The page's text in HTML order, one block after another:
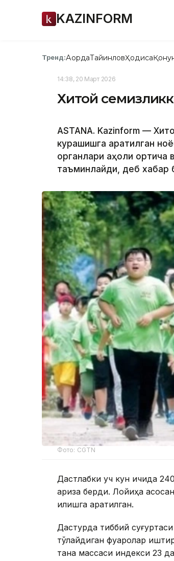
KAZINFORM
Тренд:АқордаТайинловҲодиса
14:38, 20 Март 2026
Хитой
ASTANA. Kazinform —
курашишга қаратилган
органлари аҳоли
таъминлайди, деб хабар
Фото: CGTN
Дастлабки уч кун ичида
ариза берди. Лойиҳа
қилишга қаратилган.
Дастурда тиббий
тўлайдиган фуқаролар
тана массаси индекси 23